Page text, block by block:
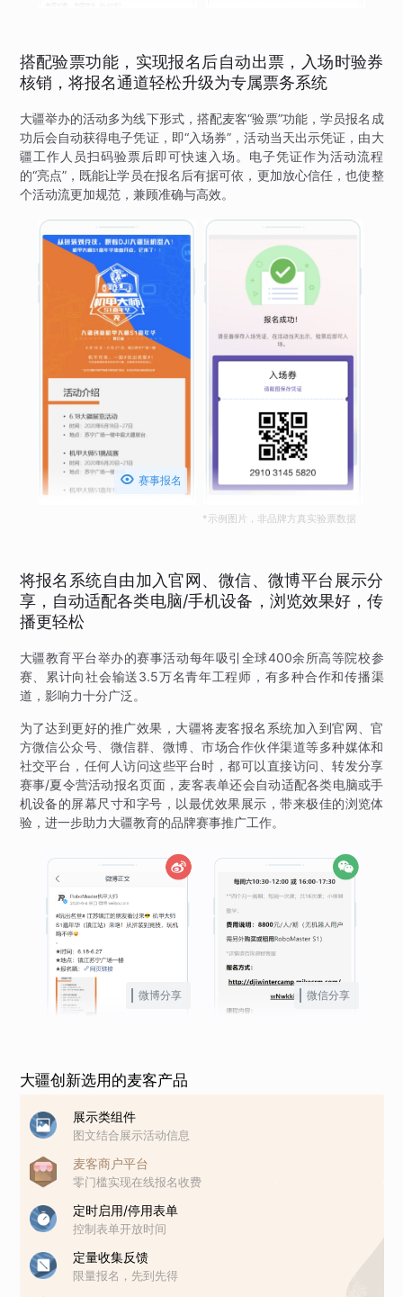
搭配验票功能，实现报名后自动出票，入场时验券
核销，将报名通道轻松升级为专属票务系统
大疆举办的活动多为线下形式，搭配麦客“验票”功能，学员报名成
功后会自动获得电子凭证，即“入场券”，活动当天出示凭证，由大
疆工作人员扫码验票后即可快速入场。电子凭证作为活动流程
的“亮点”，既能让学员在报名后有据可依，更加放心信任，也使整
个活动流更加规范，兼顾准确与高效。
 赛事报名
*示例图片，非品牌方真实验票数据
将报名系统自由加入官网、微信、微博平台展示分
享，自动适配各类电脑/手机设备，浏览效果好，传
播更轻松
大疆教育平台举办的赛事活动每年吸引全球400余所高等院校参
赛、累计向社会输送3.5万名青年工程师，有多种合作和传播渠
道，影响力十分广泛。
为了达到更好的推广效果，大疆将麦客报名系统加入到官网、官
方微信公众号、微信群、微博、市场合作伙伴渠道等多种媒体和
社交平台，任何人访问这些平台时，都可以直接访问、转发分享
赛事/夏令营活动报名页面，麦客表单还会自动适配各类电脑或手
机设备的屏幕尺寸和字号，以最优效果展示，带来极佳的浏览体
验，进一步助力大疆教育的品牌赛事推广工作。
微博分享 微信分享
大疆创新选用的麦客产品
展示类组件
图文结合展示活动信息
麦客商户平台
零门槛实现在线报名收费
定时启用/停用表单
控制表单开放时间
定量收集反馈
限量报名，先到先得